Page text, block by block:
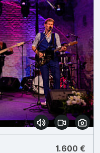
1.600 €